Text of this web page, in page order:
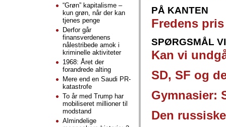
PÅ KANTEN
Fredens
SPØRGSMÅL
Kan vi
SD, SF og
Gymnasier:
Den
“Grøn” kapitalisme –
kun grøn, når der kan
tjenes penge
Derfor går
finansverdenens
nålestribede amok i
kriminelle aktiviteter
1968: Året der
forandrede alting
Mere end en Saudi PR-
katastrofe
To år med Trump har
mobiliseret millioner til
modstand
Almindelige